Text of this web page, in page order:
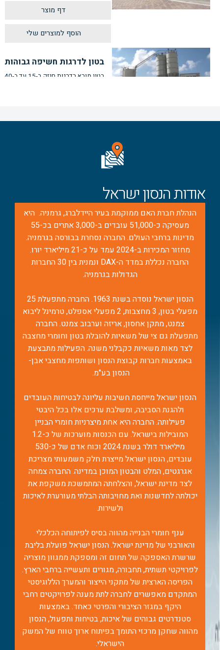
דף מוצר
בטון לדרגות חשיפה גבוהות
בטון מובא בדרגות חוזק ב-15 עד ב-40
דף מוצר
בטון מהיר התחזקות
ביצועים מעולים (High Perform
דף מוצר
בטון משופר אטימות
התנגדות משופרת לחדירת מים
דף מוצר
בטון משופר החלקה
בהחלקת הליקופטר
בטון סופר על "Light"
בטון דור 4 - סדרת מוצרי בטון סופר על
118 כוללת מגוון תערובות
דף מוצר
אודות הנסון ישראל
הנהלת חברת האם ממוקמת בעיר היידלברג, גרמניה. היא
מעסיקה כ-51,000 עובדים ב-3,000 אתרים בכ-55
מדינות ברחבי העולם. החברה נסחרת בבורסה בגרמניה.
מחזור המכירות ב-2024 עמד על כ-21 מיליארד יורו.
החברה נכללת במדד ה-DAX ונמנית בין 30 החברות
הגדולות בגרמניה.
הנסון ישראל נוסדה בשנת 1963. החברה מתפעלת 25
מפעלי בטון, 3 מחצבות, 2 מפעלי אספלט, טרמינל ליבוא
צמנט, מתקן אחסון, אריזה וערבוב צמנט. החברה
מתפעלת גם צי של משאיות להובלת בטון וחומרי מחצבה
לצד מאות משאיות כקבלני משנה. הפעילות מתבצעת
באמצעות חברות קבוצת הנסון ושותפות מחצבי אבן-
הנסון בע"מ.
הנסון ישראל מייחסת חשיבות עליונה לבטיחות העובדים
ולהגנת הסביבה, ומשלבת ערכים אלו בכל היבטי
פעילותה. החברה היא אחת מיצרניות חומרי הבניין
המובילות בישראל. עם הכנסות מוערכות של כ-1.2
מיליארד דולר בשנת 2024 וכוח אדם של כ-530
עובדים, הנסון ישראל מייצרת חלק משמעותי מצריכת
אגרגטים, המלט והבטון המוכן במדינה. החברה צמחה
לצד מדינת ישראל, והצלחתה המתמשכת משקפת את
יכולתה לחדשנות ואת מחויבותה הבלתי מעורערת לאיכות
ולשירות.
ענף חומרי הבנייה מהווה בסיס לפיתוחה הכלכלי
והאורבני של מדינת ישראל. הנסון ישראל פועלת בליבת
שרשרת האספקה של תחום זה ומספקת ממגוון מוצריה
לפרויקטי תשתית, תחבורה, מגורים ותעשייה ברחבי הארץ.
הפריסה הארצית של מתקני הייצור והמערך הללוגיסטי
המתקדם מאפשרים לחברה לתת מענה לפרויקטים רחבי
היקף במגזר הציבורי והפרטי כאחד. באמצעות
סטנדרטים גבוהים של איכות, בטיחות ותפעול, הנסון
מהווה שחקן מרכזי התומך בפיתוח ארוך טווח של המשק
הישראלי.